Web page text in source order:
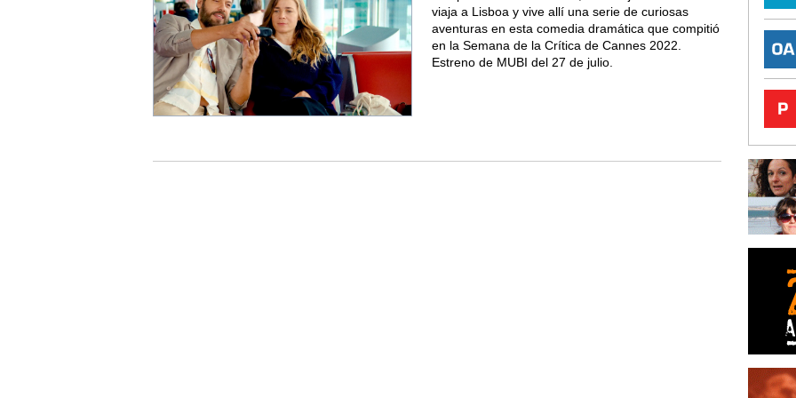
viaja a Lisboa y vive allí una serie de curiosas
aventuras en esta comedia dramática que compitió
en la Semana de la Crítica de Cannes 2022.
Estreno de MUBI del 27 de julio.